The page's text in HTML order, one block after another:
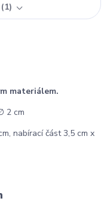
1
materiálem.
2 cm
nabírací část 3,5 cm x